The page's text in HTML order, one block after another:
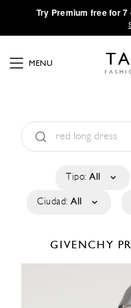
·Try Premium free for
MENU
Tipo: All
Ciudad: All
GIVENCHY